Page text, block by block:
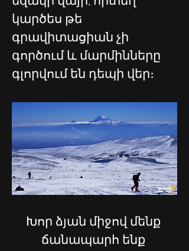
կարծես թե
գրավիտացիան չի
գործում և մարմինները
գլորվում են դեպի վեր։
Խոր ձյան միջով մենք
ճանապարհ ենք